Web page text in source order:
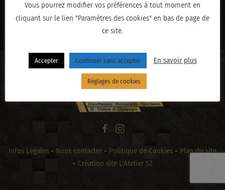
« PRÉCÉDENT
Infos Légales - Nous contacter - Politique de Cookies - Plan du site
- Création site L'Atelier 52
Vous pourrez modifier vos préférences à tout moment en
cliquant sur le lien "Paramètres des cookies" en bas de page de
ce site.
Accepter Continuer sans accepter En savoir plus
Réglages de cookies